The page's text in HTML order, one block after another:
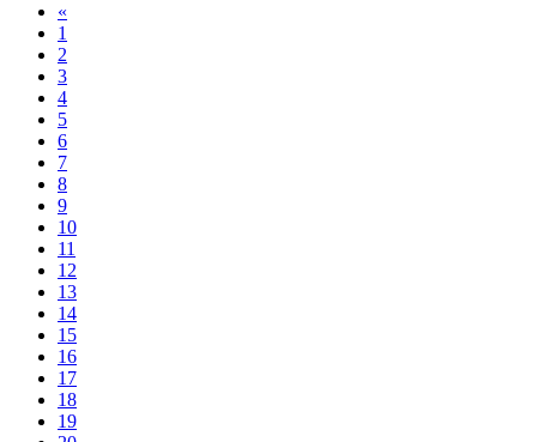
«
1
2
3
4
5
6
7
8
9
10
11
12
13
14
15
16
17
18
19